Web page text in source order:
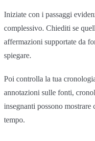
Iniziate con i passaggi
complessivo. Chiediti se
affermazioni supportate da
spiegare.
Poi controlla la tua
annotazioni sulle fonti,
insegnanti possono
tempo.